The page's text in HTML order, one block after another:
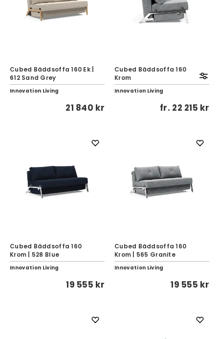
Cubed Bäddsoffa 160 Ek |
612 Sand Grey
Innovation Living
21 840 kr
Cubed Bäddsoffa 160
Krom
Innovation Living
fr. 22 215 kr
Cubed Bäddsoffa 160
Krom | 528 Blue
Innovation Living
19 555 kr
Cubed Bäddsoffa 160
Krom | 565 Granite
Innovation Living
19 555 kr